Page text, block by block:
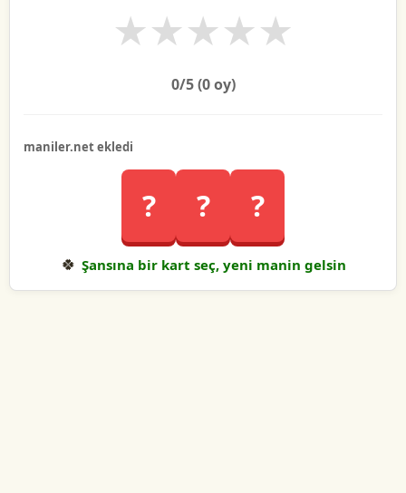
★
★
★
★
★
0/5 (0oy)
maniler.net ekledi
? ? ?
🍀 Şansına bir kart seç, yeni manin gelsin